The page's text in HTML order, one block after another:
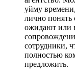
уйму
лично понять
ожидают или
сотрудники,
полностью
предложить.